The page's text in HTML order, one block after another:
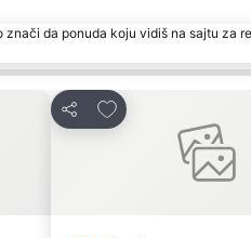
da ponuda koju vidiš na sajtu za
Deli
Dodati u favorite